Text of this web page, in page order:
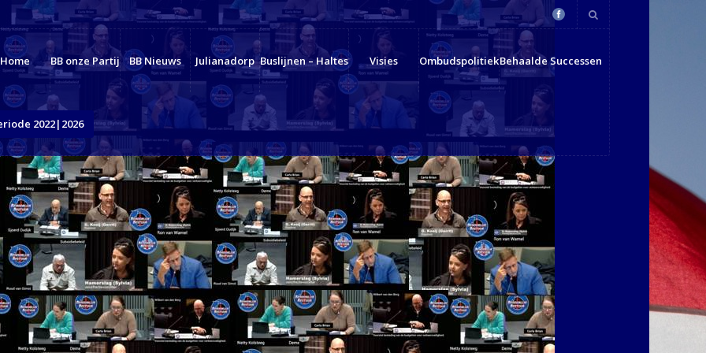
Home BB onze Partij BB Nieuws Julianadorp Buslijnen – Haltes Visies OmbudspolitiekBehaalde Successen
2022|2026